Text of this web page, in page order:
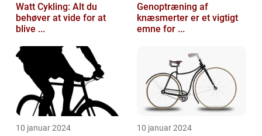
Watt Cykling: Alt du
behøver at vide for at
blive ...
Genoptræning af
knæsmerter er et vigtigt
emne for ...
10 januar 2024 10 januar 2024